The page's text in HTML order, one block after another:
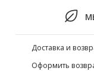
Доставка и
Оформить